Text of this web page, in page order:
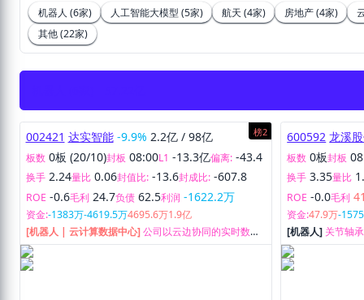
机器人 (6家) 人工智能大模型 (5家) 航天 (4家) 房地产 (4家)
其他 (22家)
榜2
002421 达实智能 -9.9% 2.2亿 / 98亿
板数 0板 (20/10)封板 08:00L1 -13.3亿偏离: -43.4
换手 2.24量比 0.06封值比: -13.6封成比: -607.8
ROE -0.6毛利 24.7负债 62.5利润 -1622.2万
资金:-1383万-4619.5万4695.6万1.9亿
[机器人 | 云计算数据中心]公司以云边协同的实时数据
处理技术为核心技术, 为客户提供AIoT智能物联网管控
平台、智慧空间物联网应用系统以及智慧空间整体解决
方案。达实AIoT智能物联网管控平台融合了人工智能与
600592 龙溪
板数 0板封板
换手 3.35量比
ROE -0.0毛利
资金:47.9万-
[机器人] 关节轴
生产与销售。